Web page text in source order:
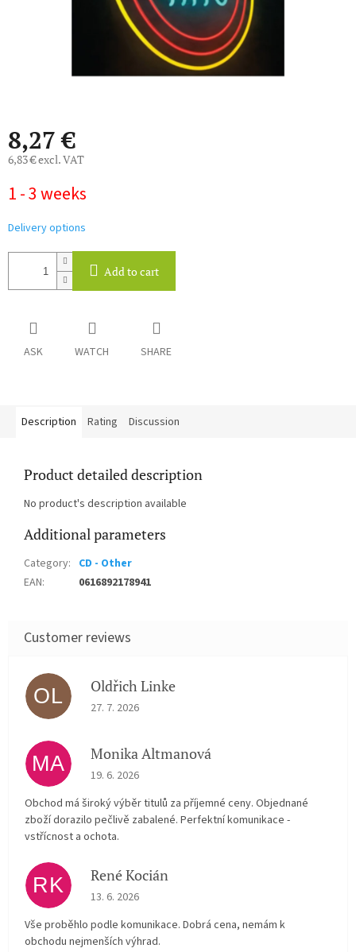
8,27 €
6,83 € excl. VAT
price:
1 - 3 weeks
Delivery options
Add to cart
ASK WATCH SHARE
Description Rating Discussion
Product detailed description
No product's description available
Additional parameters
Category: CD - Other
EAN: 0616892178941
OL Oldřich Linke
The store rating is 5 out of 5 stars.
27. 7. 2026
MA Monika Altmanová
The store rating is 5 out of 5 stars.
19. 6. 2026
Obchod má široký výběr titulů za příjemné ceny. Objednané
zboží dorazilo pečlivě zabalené. Perfektní komunikace -
vstřícnost a ochota.
RK René Kocián
The store rating is 5 out of 5 stars.
13. 6. 2026
Vše proběhlo podle komunikace. Dobrá cena, nemám k
obchodu nejmenších výhrad.